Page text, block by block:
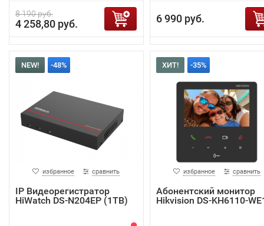
8 190 руб.
4 258,80 руб. 6 990 руб.
NEW! -48%
избранное сравнить
IP Видеорегистратор
HiWatch DS-N204EP (1TB)
ХИТ! -35%
избранное сравнить
Абонентский монитор
Hikvision DS-KH6110-